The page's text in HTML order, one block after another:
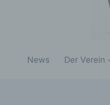
News Der Verein